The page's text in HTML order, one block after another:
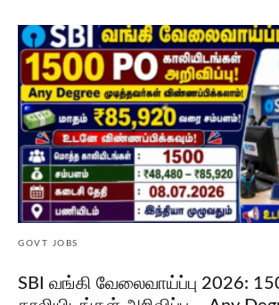
GOVT JOBS
SBI வங்கி வேலைவாய்ப்பு 2026: